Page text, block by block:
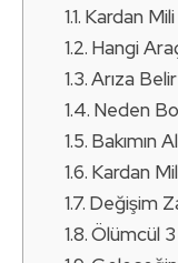
Kardan
Hangi
Arıza
Neden
Bakımın
Kardan
Değişim
Ölümcül 3